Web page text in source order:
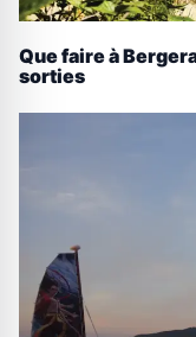
Que faire à
sorties